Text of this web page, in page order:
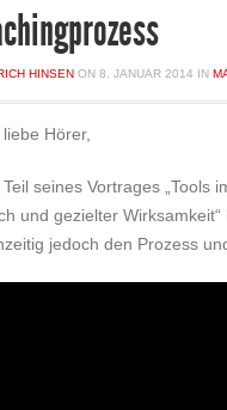
HINSEN ON 8. JANUAR 2014 IN
Hörer,
Teil seines Vortrages „Tools
und gezielter
jedoch den Prozess